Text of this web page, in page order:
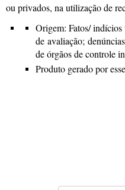
ou privados, na utilização de
Origem: Fatos/
de avaliação;
de órgãos de controle
Produto gerado por